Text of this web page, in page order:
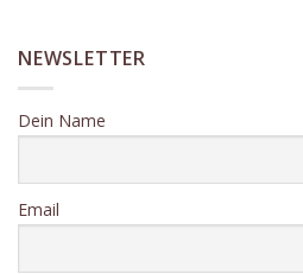
NEWSLETTER
Dein Name
Email